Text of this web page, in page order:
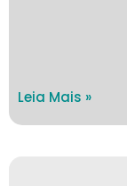
Leia Mais »